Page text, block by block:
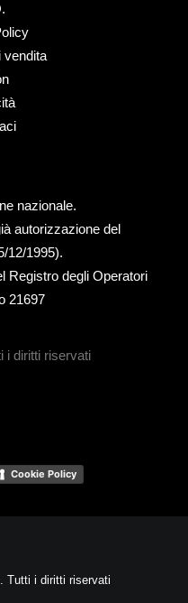
vendita
nazionale.
autorizzazione del
12/1995).
Registro degli Operatori
21697
i diritti riservati
Cookie Policy
Tutti i diritti riservati